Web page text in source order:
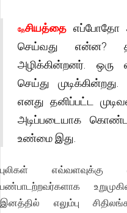
தேசியத்தை எப்போதோ
செய்வது என்ன?
அழிக்கின்றனர்.
செய்து
எனது தனிப்பட்ட
அடிப்படையாக
உண்மை இது.
புலிகள் எவ்வளவுக்கு
பண்பாடற்றவர்களாக
இனத்தில் எலும்பு